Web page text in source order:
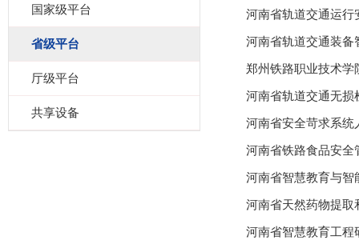
国家级平台
省级平台
厅级平台
共享设备
河南省轨道交通运行
河南省轨道交通装备
郑州铁路职业技术学
河南省轨道交通无损
河南省安全苛求系统
河南省铁路食品安全
河南省智慧教育与智
河南省天然药物提取
河南省智慧教育工程